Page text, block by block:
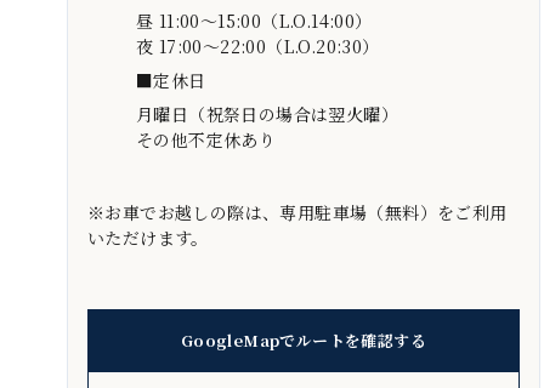
昼 11:00～15:00（L.O.14:00）
夜 17:00～22:00（L.O.20:30）
■定休日
月曜日（祝祭日の場合は翌火曜）
その他不定休あり
※お車でお越しの際は、専用駐車場（無料）をご利用
いただけます。
GoogleMapでルートを確認する